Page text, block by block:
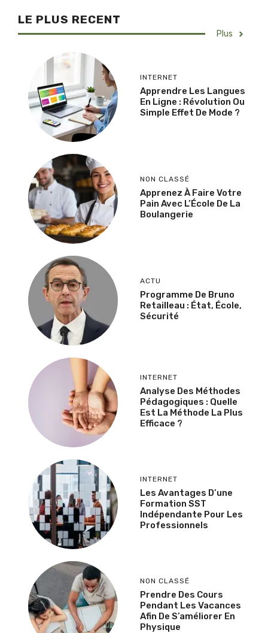
LE PLUS RECENT
Plus
INTERNET
Apprendre Les Langues
En Ligne : Révolution Ou
Simple Effet De Mode ?
NON CLASSÉ
Apprenez À Faire Votre
Pain Avec L’École De La
Boulangerie
ACTU
Programme De Bruno
Retailleau : État, École,
Sécurité
INTERNET
Analyse Des Méthodes
Pédagogiques : Quelle
Est La Méthode La Plus
Efficace ?
INTERNET
Les Avantages D’une
Formation SST
Indépendante Pour Les
Professionnels
NON CLASSÉ
Prendre Des Cours
Pendant Les Vacances
Afin De S’améliorer En
Physique